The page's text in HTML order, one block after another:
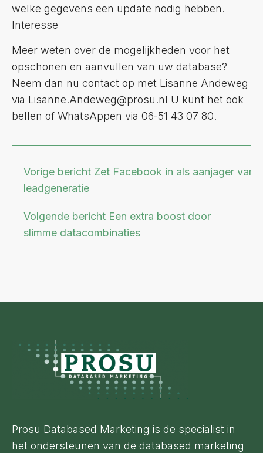
welke gegevens een update nodig hebben.
Interesse
Meer weten over de mogelijkheden voor het
opschonen en aanvullen van uw database?
Neem dan nu contact op met Lisanne Andeweg
via Lisanne.Andeweg@prosu.nl U kunt het ook
bellen of WhatsAppen via 06-51 43 07 80.
Vorige bericht Zet Facebook in als aanjager van
leadgeneratie
Volgende bericht Een extra boost door
slimme datacombinaties
Footer
Prosu Databased Marketing is de specialist in
het ondersteunen van de databased marketing